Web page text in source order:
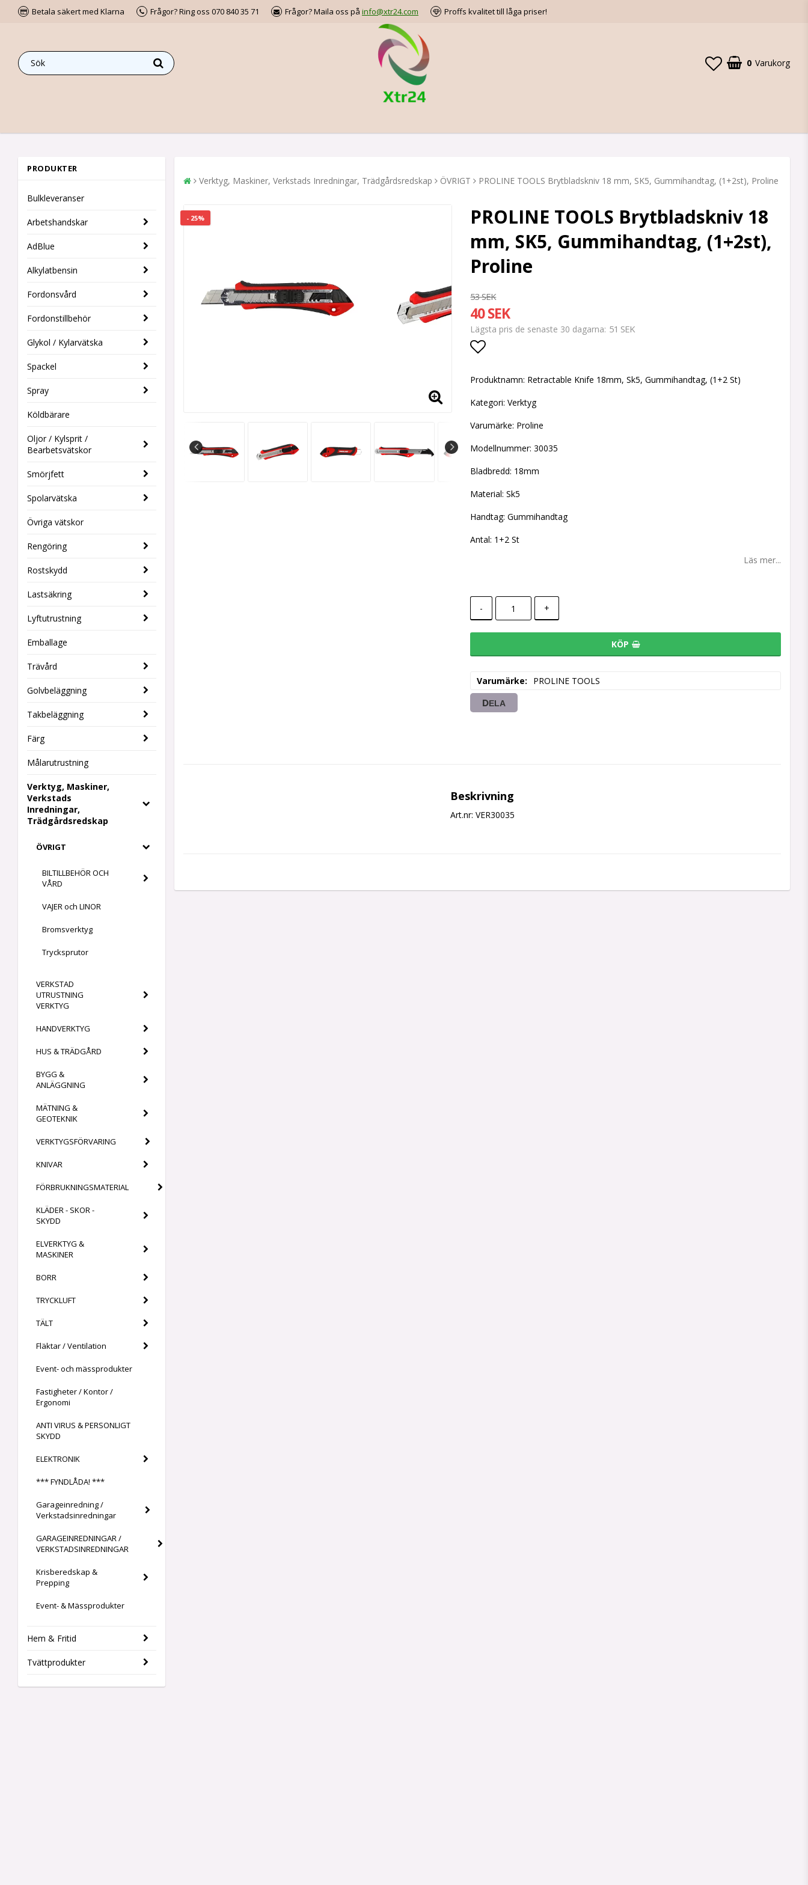
Betala säkert med Klarna Frågor? Ring oss 070 840 35 71 Frågor? Maila oss på info@xtr24.com Proffs kvalitet till låga priser!
0 Varukorg
PRODUKTER
Bulkleveranser
Arbetshandskar
AdBlue
Alkylatbensin
Fordonsvård
Fordonstillbehör
Glykol / Kylarvätska
Spackel
Spray
Köldbärare
Oljor / Kylsprit /
Bearbetsvätskor
Smörjfett
Spolarvätska
Övriga vätskor
Rengöring
Rostskydd
Lastsäkring
Lyftutrustning
Emballage
Trävård
Golvbeläggning
Takbeläggning
Färg
Målarutrustning
Verktyg, Maskiner,
Verkstads
Inredningar,
Trädgårdsredskap
ÖVRIGT
BILTILLBEHÖR OCH
VÅRD
VAJER och LINOR
Bromsverktyg
Trycksprutor
VERKSTAD
UTRUSTNING
VERKTYG
HANDVERKTYG
HUS & TRÄDGÅRD
BYGG &
ANLÄGGNING
MÄTNING &
GEOTEKNIK
VERKTYGSFÖRVARING
KNIVAR
FÖRBRUKNINGSMATERIAL
KLÄDER - SKOR -
SKYDD
ELVERKTYG &
MASKINER
BORR
TRYCKLUFT
TÄLT
Fläktar / Ventilation
Event- och mässprodukter
Fastigheter / Kontor /
Ergonomi
ANTI VIRUS & PERSONLIGT
SKYDD
ELEKTRONIK
*** FYNDLÅDA! ***
Garageinredning /
Verkstadsinredningar
GARAGEINREDNINGAR /
VERKSTADSINREDNINGAR
Krisberedskap &
Prepping
Event- & Mässprodukter
Hem & Fritid
Tvättprodukter
Verktyg, Maskiner, Verkstads Inredningar, Trädgårdsredskap ÖVRIGT PROLINE TOOLS Brytbladskniv 18 mm, SK5, Gummihandtag, (1+2st), Proline
- 25%
PROLINE TOOLS Brytbladskniv 18
mm, SK5, Gummihandtag, (1+2st),
Proline
53 SEK
40 SEK
Lägsta pris de senaste 30 dagarna 51 SEK
Produktnamn: Retractable Knife 18mm, Sk5, Gummihandtag, (1+2 St)
Kategori: Verktyg
Varumärke: Proline
Modellnummer: 30035
Bladbredd: 18mm
Material: Sk5
Handtag: Gummihandtag
Antal: 1+2 St
Läs mer...
- +
KÖP
Varumärke PROLINE TOOLS
DELA
Beskrivning
Art.nr: VER30035